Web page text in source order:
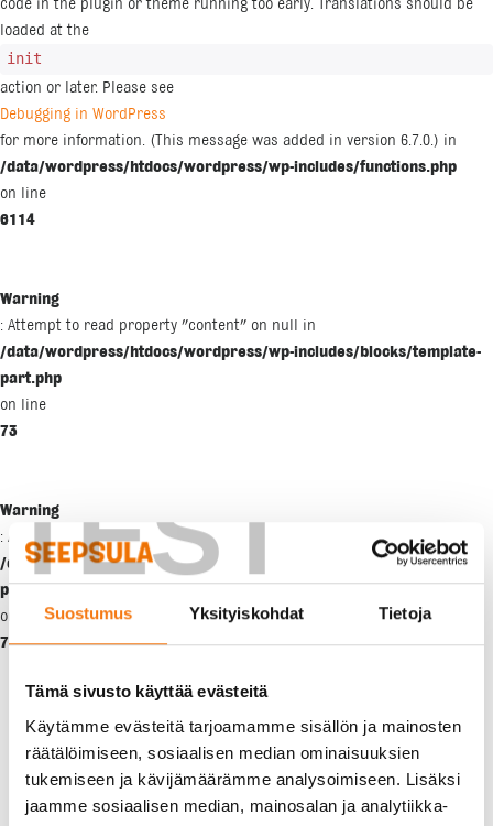
TEST
Suostumus Yksityiskohdat Tietoja
Tämä sivusto käyttää evästeitä
Käytämme evästeitä tarjoamamme sisällön ja mainosten
räätälöimiseen, sosiaalisen median ominaisuuksien
tukemiseen ja kävijämäärämme analysoimiseen. Lisäksi
jaamme sosiaalisen median, mainosalan ja analytiikka-
code in the plugin or theme running too early. Translations should be
loaded at the
init
action or later. Please see
Debugging in WordPress
for more information. (This message was added in version 6.7.0.) in
/data/wordpress/htdocs/wordpress/wp-includes/functions.php
on line
6114
Warning
: Attempt to read property "content" on null in
/data/wordpress/htdocs/wordpress/wp-includes/blocks/template-
part.php
on line
73
Warning
: Attempt to read property "content" on null in
/data/wordpress/htdocs/wordpress/wp-includes/blocks/template-
part.php
on line
73